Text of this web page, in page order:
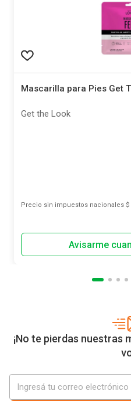
Mascarilla para Pies Get
Get the Look
Precio sin impuestos nacionales $
¡No te pierdas nuestras